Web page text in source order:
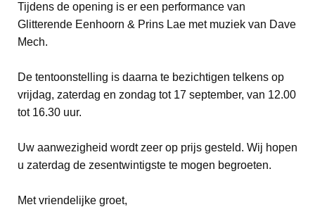
Tijdens de opening is er een performance van
Glitterende Eenhoorn & Prins Lae met muziek van Dave
Mech.
De tentoonstelling is daarna te bezichtigen telkens op
vrijdag, zaterdag en zondag tot 17 september, van 12.00
tot 16.30 uur.
Uw aanwezigheid wordt zeer op prijs gesteld. Wij hopen
u zaterdag de zesentwintigste te mogen begroeten.
Met vriendelijke groet,